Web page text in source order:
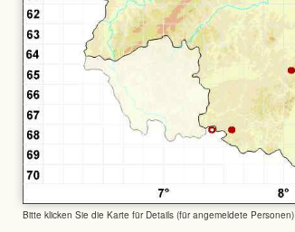
Bitte klicken Sie die Karte für Details (für angemeldete Personen)